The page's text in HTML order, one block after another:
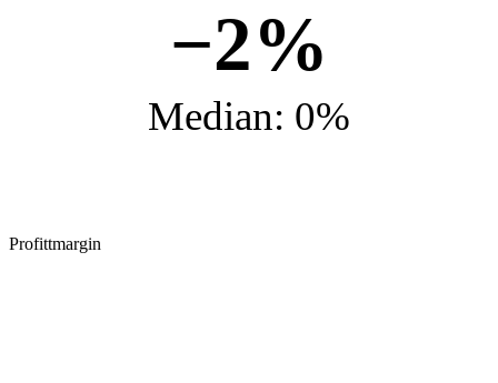
−2%
Median: 0%
Profittmargin